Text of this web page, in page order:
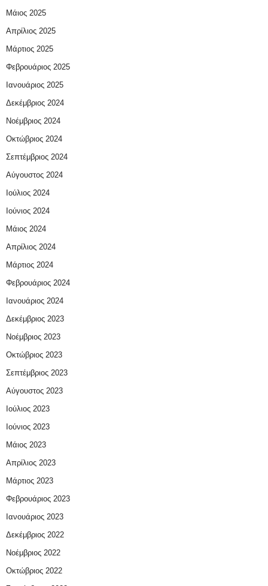
Μάιος 2025
Απρίλιος 2025
Μάρτιος 2025
Φεβρουάριος 2025
Ιανουάριος 2025
Δεκέμβριος 2024
Νοέμβριος 2024
Οκτώβριος 2024
Σεπτέμβριος 2024
Αύγουστος 2024
Ιούλιος 2024
Ιούνιος 2024
Μάιος 2024
Απρίλιος 2024
Μάρτιος 2024
Φεβρουάριος 2024
Ιανουάριος 2024
Δεκέμβριος 2023
Νοέμβριος 2023
Οκτώβριος 2023
Σεπτέμβριος 2023
Αύγουστος 2023
Ιούλιος 2023
Ιούνιος 2023
Μάιος 2023
Απρίλιος 2023
Μάρτιος 2023
Φεβρουάριος 2023
Ιανουάριος 2023
Δεκέμβριος 2022
Νοέμβριος 2022
Οκτώβριος 2022